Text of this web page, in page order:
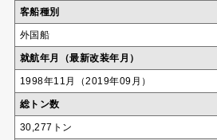
客船種別
外国船
就航年月（最新改装年月）
1998年11月（2019年09月）
総トン数
30,277トン